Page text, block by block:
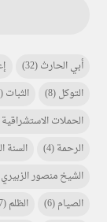
أبي الحارث(32)
التوكل(8) الثبات(3)
الحملات الاستشراقية
الرحمة(4) السنة
الشيخ منصور الزبيري
الصيام(6) الظلم(7)